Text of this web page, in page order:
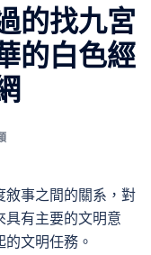
的找九宮
的白色經
敘事之間的關系，對
具有主要的文明意
文明任務。